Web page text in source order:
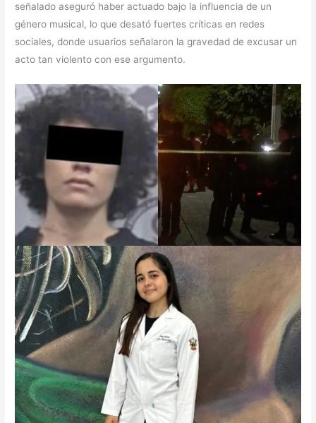
señalado aseguró haber actuado bajo la influencia de un
género musical, lo que desató fuertes críticas en redes
sociales, donde usuarios señalaron la gravedad de excusar un
acto tan violento con ese argumento.